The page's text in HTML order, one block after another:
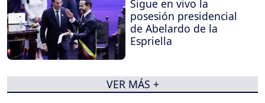
Sigue en vivo la
posesión presidencial
de Abelardo de la
Espriella
VER MÁS +